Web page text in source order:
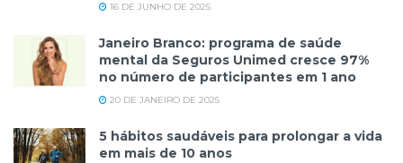
16 DE JUNHO DE 2025
Janeiro Branco: programa de saúde
mental da Seguros Unimed cresce 97%
no número de participantes em 1 ano
20 DE JANEIRO DE 2025
5 hábitos saudáveis para prolongar a vida
em mais de 10 anos